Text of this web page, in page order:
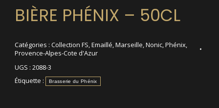
BIÈRE PHÉNIX – 50CL
Catégories : Collection FS Emaillé Marseille Nonic Phénix
Provence-Alpes-Cote d'Azur
UGS : 2088-3
Étiquette :
Brasserie du Phénix